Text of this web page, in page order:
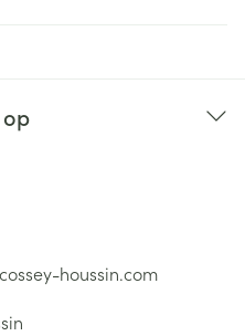
houssin.com